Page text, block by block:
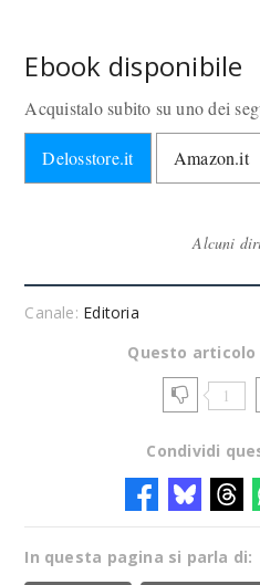
Ebook disponibile
Acquistalo subito su uno dei
Delosstore.it Amazon.it
Alcuni
Canale: Editoria
Questo
1
Condividi
In questa pagina si parla di: